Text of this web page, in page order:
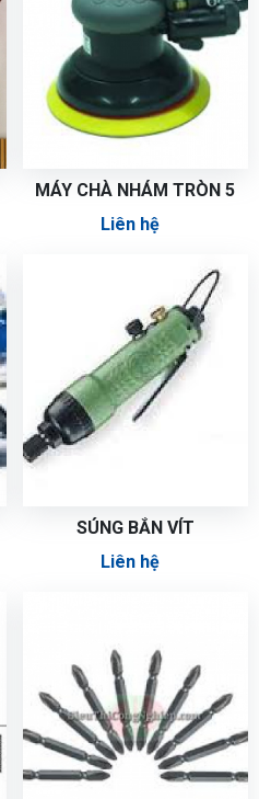
MÁY CHÀ NHÁM TRÒN 5
Liên hệ
SÚNG BẮN VÍT
Liên hệ